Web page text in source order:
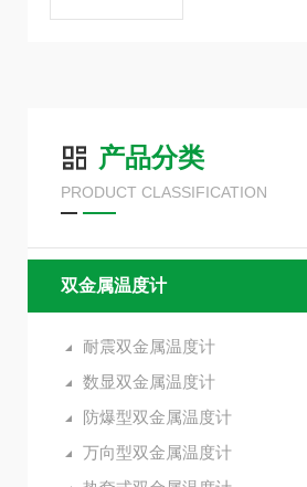
产品分类
PRODUCT CLASSIFICATION
双金属温度计
耐震双金属温度计
数显双金属温度计
防爆型双金属温度计
万向型双金属温度计